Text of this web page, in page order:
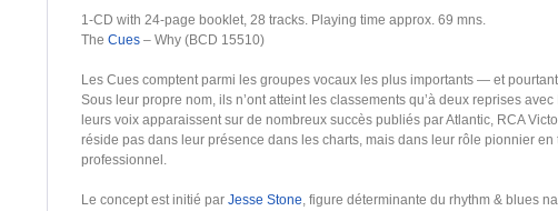
1-CD with 24-page booklet, 28 tracks. Playing time approx. 69 mns.
The Cues – Why (BCD 15510)
Les Cues comptent parmi les groupes vocaux les plus importants — et
Sous leur propre nom, ils n’ont atteint les classements qu’à deux reprises
leurs voix apparaissent sur de nombreux succès publiés par Atlantic, RCA
réside pas dans leur présence dans les charts, mais dans leur rôle pionnier
professionnel.
Le concept est initié par Jesse Stone, figure déterminante du rhythm & blues